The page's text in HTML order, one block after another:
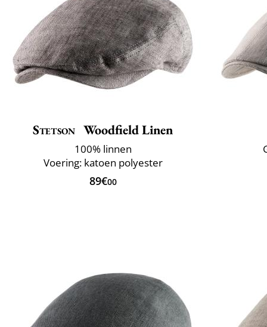
Stetson Woodfield Linen
100% linnen
Voering: katoen polyester
89€00